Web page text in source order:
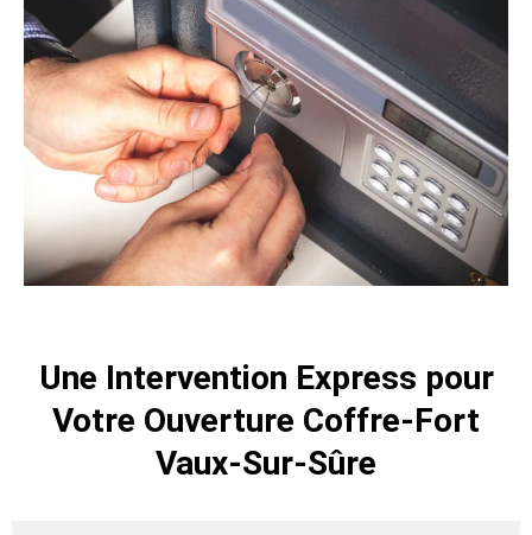
Une Intervention Express pour
Votre Ouverture Coffre-Fort
Vaux-Sur-Sûre